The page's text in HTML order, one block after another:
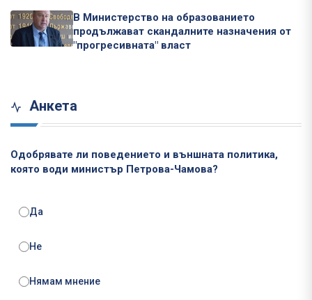
В Министерство на образованието
продължават скандалните назначения от
"прогресивната" власт
Анкета
Одобрявате ли поведението и външната политика,
която води министър Петрова-Чамова?
Да
Не
Нямам мнение